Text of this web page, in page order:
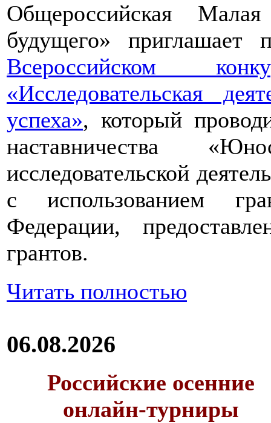
Общероссийская
будущего» приглашает
Всероссийском
«Исследовательская
успеха», который
наставничества
исследовательской
с использованием
Федерации,
грантов.
Читать полностью
06.08.2026
Российские осенние
онлайн-турниры